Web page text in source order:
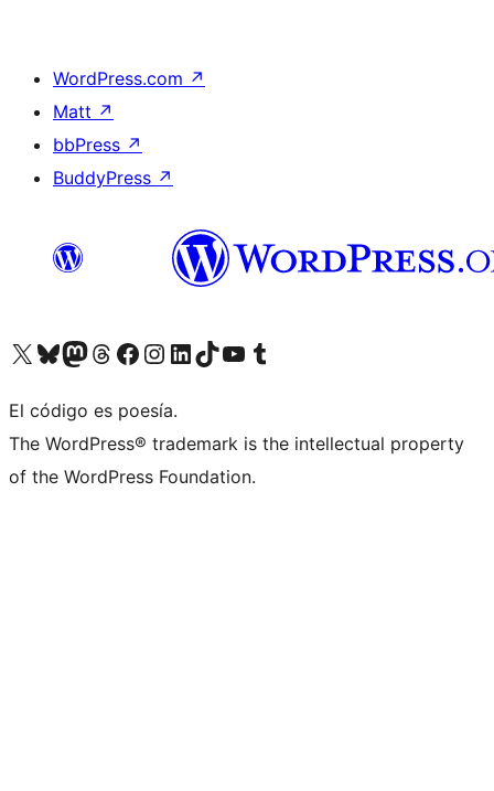
WordPress.com ↗
Matt ↗
bbPress ↗
BuddyPress ↗
Visit our X (formerly Twitter) account
Visit our Bluesky account
Visit our Mastodon account
Visit our Threads account
Visita nuestra página de Facebook
Visita nuestra cuenta de Instagram
Visita nuestra cuenta de LinkedIn
Visit our TikTok account
Visita nuestro canal de YouTube
Visit our Tumblr account
El código es poesía.
The WordPress® trademark is the intellectual property
of the WordPress Foundation.